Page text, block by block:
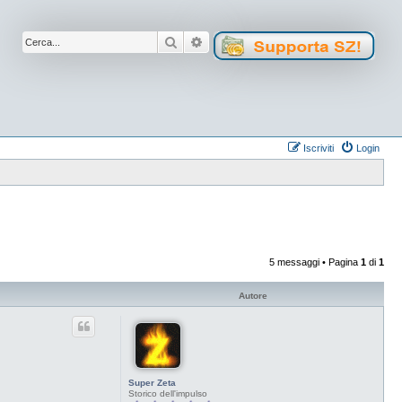
Cerca Ricerca avanzata
Login
Iscriviti
5 messaggi • Pagina 1 di 1
Autore
Super Zeta
Storico dell'impulso